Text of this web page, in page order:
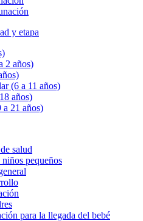
y etapa
2 años)
(6 a 11 años)
años)
a 21 años)
salud
pequeños
para la llegada del bebé